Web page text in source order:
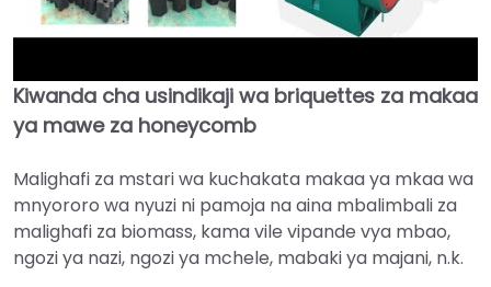
►
Kiwanda cha usindikaji wa briquettes za makaa
ya mawe za honeycomb
Malighafi za mstari wa kuchakata makaa ya mkaa wa
mnyororo wa nyuzi ni pamoja na aina mbalimbali za
malighafi za biomass, kama vile vipande vya mbao,
ngozi ya nazi, ngozi ya mchele, mabaki ya majani, n.k.